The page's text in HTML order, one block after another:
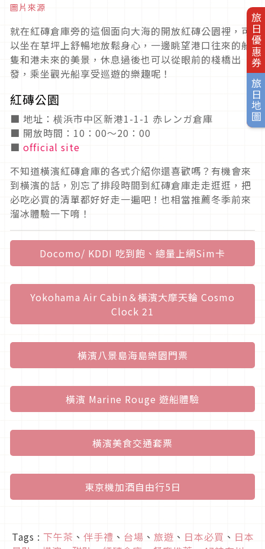
旅日優惠券
旅日地圖
圖片來源
就在紅磚倉庫旁的這個面向大海的開放紅磚公園裡，可
以坐在草坪上舒暢地放鬆身心，一邊眺望港口往來的船
隻和港未來的美景，休息過後也可以從眼前的棧橋出
發，乘坐觀光船享受巡遊的樂趣呢！
紅磚公園
■ 地址：横浜市中区新港1-1-1 赤レンガ倉庫
■ 開放時間：10：00～20：00
■ official site
不知道橫濱紅磚倉庫的各式介紹你還喜歡嗎？有機會來
到橫濱的話，別忘了排段時間到紅磚倉庫走走逛逛，把
必吃必買的清單都好好走一遍吧！也相當推薦冬季前來
溜冰體驗一下唷！
Docomo/ KDDI 吃到飽、總量上網Sim卡
Yokohama Air Cabin＆橫濱大摩天輪 Cosmo
Clock 21
橫濱八景島海島樂園門票
橫濱 Marine Rouge 遊船體驗
橫濱美食交通套票
東京機加酒自由行5日
Tags : 下午茶 、 伴手禮 、 台場 、 旅遊 、 日本必買 、 日本